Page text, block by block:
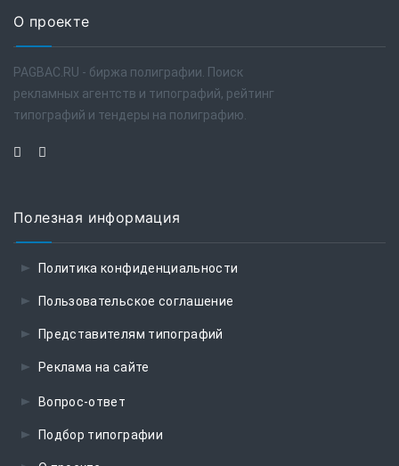
О проекте
PAGBAC.RU - биржа полиграфии. Поиск
рекламных агентств и типографий, рейтинг
типографий и тендеры на полиграфию.
Полезная информация
Политика конфиденциальности
Пользовательское соглашение
Представителям типографий
Реклама на сайте
Вопрос-ответ
Подбор типографии